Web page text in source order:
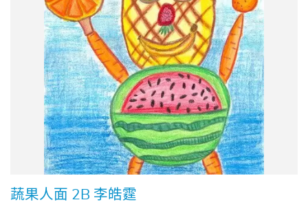
蔬果人面 2B 李皓霆